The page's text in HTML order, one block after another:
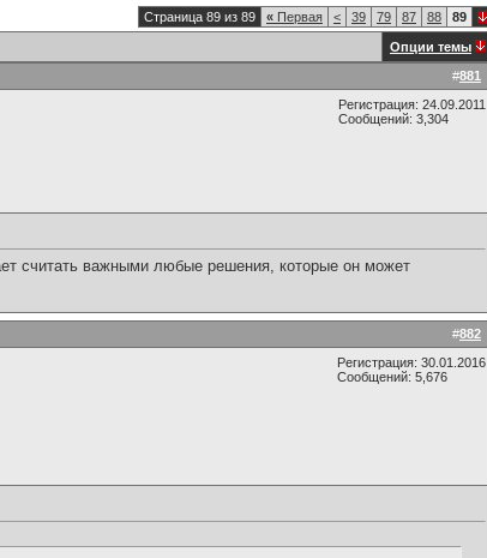
Страница 89 из 89 « Первая < 39 79 87 88 89
Опции темы
#881
Регистрация: 24.09.2011
Сообщений: 3,304
считать важными любые решения, которые он может
#882
Регистрация: 30.01.2016
Сообщений: 5,676